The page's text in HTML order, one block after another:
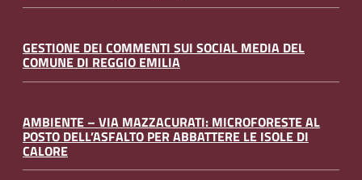
GESTIONE DEI COMMENTI SUI SOCIAL MEDIA DEL
COMUNE DI REGGIO EMILIA
AMBIENTE – VIA MAZZACURATI: MICROFORESTE AL
POSTO DELL’ASFALTO PER ABBATTERE LE ISOLE DI
CALORE